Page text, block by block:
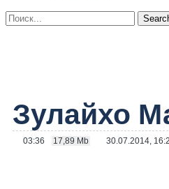
Зулайхо
03:36 17,89 Mb 30.07.2014,